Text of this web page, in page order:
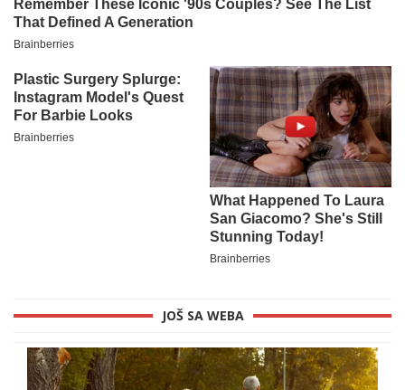
JOŠ SA WEBA